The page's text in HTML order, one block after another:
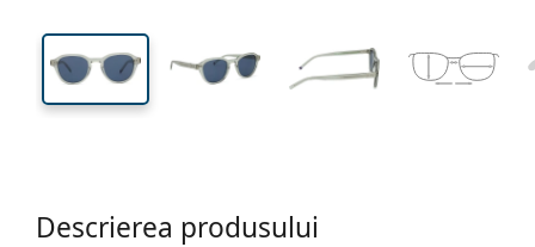
Descrierea produsului